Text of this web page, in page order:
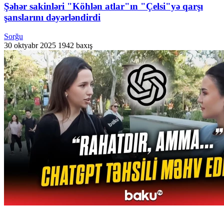
Şəhər sakinləri "Köhlən atlar"ın "Çelsi"yə qarşı
şanslarını dəyərləndirdi
Sorğu
30 oktyabr 2025 1942 baxış